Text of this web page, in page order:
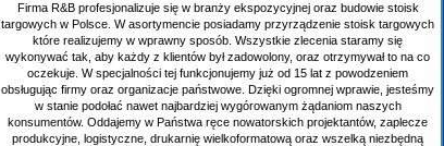
Firma R&B profesjonalizuje się w branży ekspozycyjnej oraz budowie stoisk
targowych w Polsce. W asortymencie posiadamy przyrządzenie stoisk targowych
które realizujemy w wprawny sposób. Wszystkie zlecenia staramy się
wykonywać tak, aby każdy z klientów był zadowolony, oraz otrzymywał to na co
oczekuje. W specjalności tej funkcjonujemy już od 15 lat z powodzeniem
obsługując firmy oraz organizacje państwowe. Dzięki ogromnej wprawie, jesteśmy
w stanie podołać nawet najbardziej wygórowanym żądaniom naszych
konsumentów. Oddajemy w Państwa ręce nowatorskich projektantów, zaplecze
produkcyjne, logistyczne, drukarnię wielkoformatową oraz wszelką niezbędną